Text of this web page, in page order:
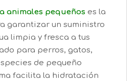
animales pequeños es la
garantizar un suministro
limpia y fresca a tus
para perros, gatos,
de pequeño
facilita la hidratación